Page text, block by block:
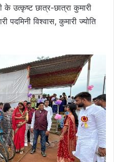
के उत्कृष्ट छात्र-छात्रा कुमारी
पदमिनी विश्वास, कुमारी ज्योति